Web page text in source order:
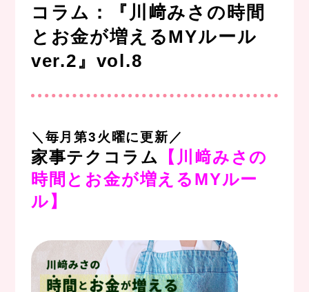
コラム：『川﨑みさの時間
とお金が増えるMYルール
ver.2』vol.8
＼毎月第3火曜に更新／
家事テクコラム
【川﨑みさの
時間とお金が増えるMYルー
ル】